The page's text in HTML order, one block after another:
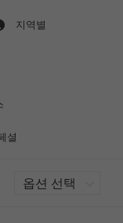
지역별
셜